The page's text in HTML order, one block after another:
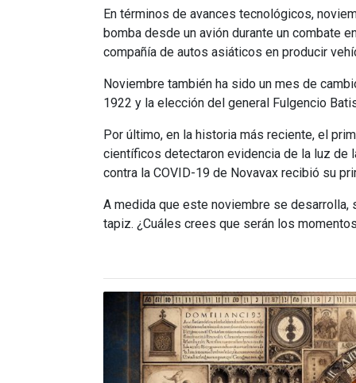
En términos de avances tecnológicos,
bomba desde un avión durante un combate
compañía de autos asiáticos en producir
Noviembre también ha sido un mes de
1922 y la elección del general Fulgencio
Por último, en la historia más reciente, el
científicos detectaron evidencia de la luz de
contra la COVID-19 de Novavax recibió su
A medida que este noviembre se
tapiz. ¿Cuáles crees que serán los